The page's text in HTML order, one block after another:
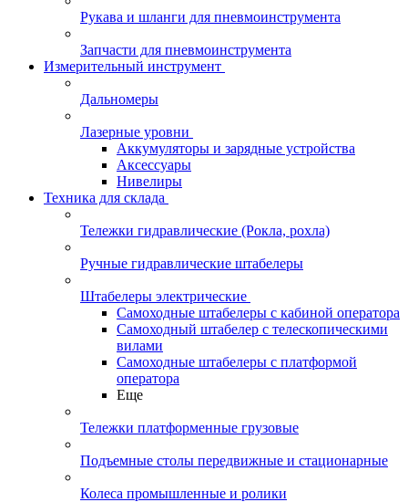
Рукава и шланги для пневмоинструмента
Запчасти для пневмоинструмента
Измерительный инструмент
Дальномеры
Лазерные уровни
Аккумуляторы и зарядные устройства
Аксессуары
Нивелиры
Техника для склада
Тележки гидравлические (Рокла, рохла)
Ручные гидравлические штабелеры
Штабелеры электрические
Самоходные штабелеры с кабиной оператора
Самоходный штабелер с телескопическими
вилами
Самоходные штабелеры с платформой
оператора
Еще
Тележки платформенные грузовые
Подъемные столы передвижные и стационарные
Колеса промышленные и ролики